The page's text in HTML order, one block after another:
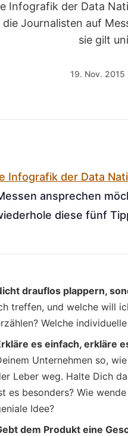
Infografik der Data
die Journalisten auf
sie gilt
19. Nov. 2015
Infografik der Data
ansprechen
diese fünf
drauflos plappern,
treffen, und welche will
Welche
es einfach, erkläre
Unternehmen so,
Leber weg. Halte Dich
es besonders? Wie
Idee?
dem Produkt eine